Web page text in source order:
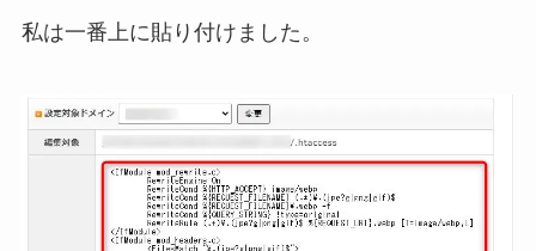
私は一番上に貼り付けました。